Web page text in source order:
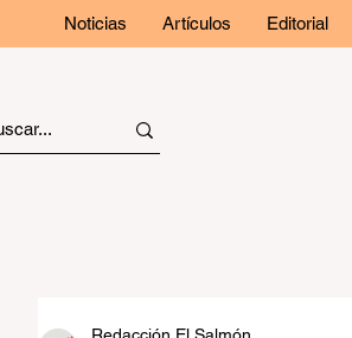
Noticias Artículos Editorial